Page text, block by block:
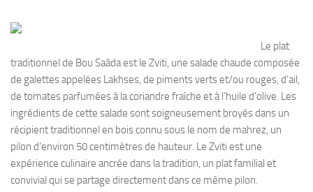
Le plat
traditionnel de Bou Saâda est le Zviti, une salade chaude composée
de galettes appelées Lakhses, de piments verts et/ou rouges, d’ail,
de tomates parfumées à la coriandre fraîche et à l’huile d’olive. Les
ingrédients de cette salade sont soigneusement broyés dans un
récipient traditionnel en bois connu sous le nom de mahrez, un
pilon d’environ 50 centimètres de hauteur. Le Zviti est une
expérience culinaire ancrée dans la tradition, un plat familial et
convivial qui se partage directement dans ce même pilon.